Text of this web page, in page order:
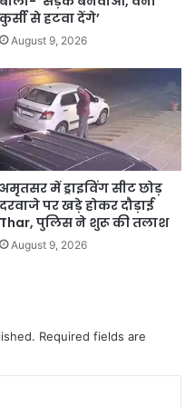
कुर्सी से हटवा देंगे’
August 9, 2026
अमृतसर में ड्राइविंग सीट छोड़
दरवाजे पर खड़े होकर दौड़ाई
Thar, पुलिस ने शुरू की तलाश
August 9, 2026
Required fields are